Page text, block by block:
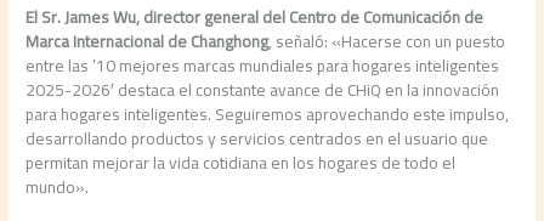
El Sr. James Wu, director general del Centro de Comunicación de
Marca Internacional de Changhong, señaló: «Hacerse con un puesto
entre las ’10 mejores marcas mundiales para hogares inteligentes
2025-2026′ destaca el constante avance de CHiQ en la innovación
para hogares inteligentes. Seguiremos aprovechando este impulso,
desarrollando productos y servicios centrados en el usuario que
permitan mejorar la vida cotidiana en los hogares de todo el
mundo».